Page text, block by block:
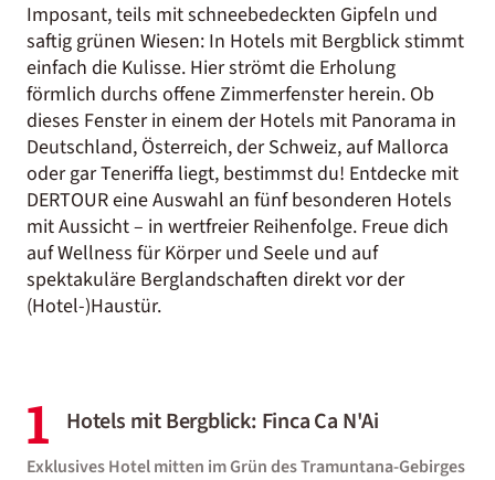
Imposant, teils mit schneebedeckten Gipfeln und
saftig grünen Wiesen: In Hotels mit Bergblick stimmt
einfach die Kulisse. Hier strömt die Erholung
förmlich durchs offene Zimmerfenster herein. Ob
dieses Fenster in einem der Hotels mit Panorama in
Deutschland, Österreich, der Schweiz, auf Mallorca
oder gar Teneriffa liegt, bestimmst du! Entdecke mit
DERTOUR eine Auswahl an fünf besonderen Hotels
mit Aussicht – in wertfreier Reihenfolge. Freue dich
auf Wellness für Körper und Seele und auf
spektakuläre Berglandschaften direkt vor der
(Hotel-)Haustür.
1 Hotels mit Bergblick: Finca Ca N'Ai
Exklusives Hotel mitten im Grün des Tramuntana-Gebirges